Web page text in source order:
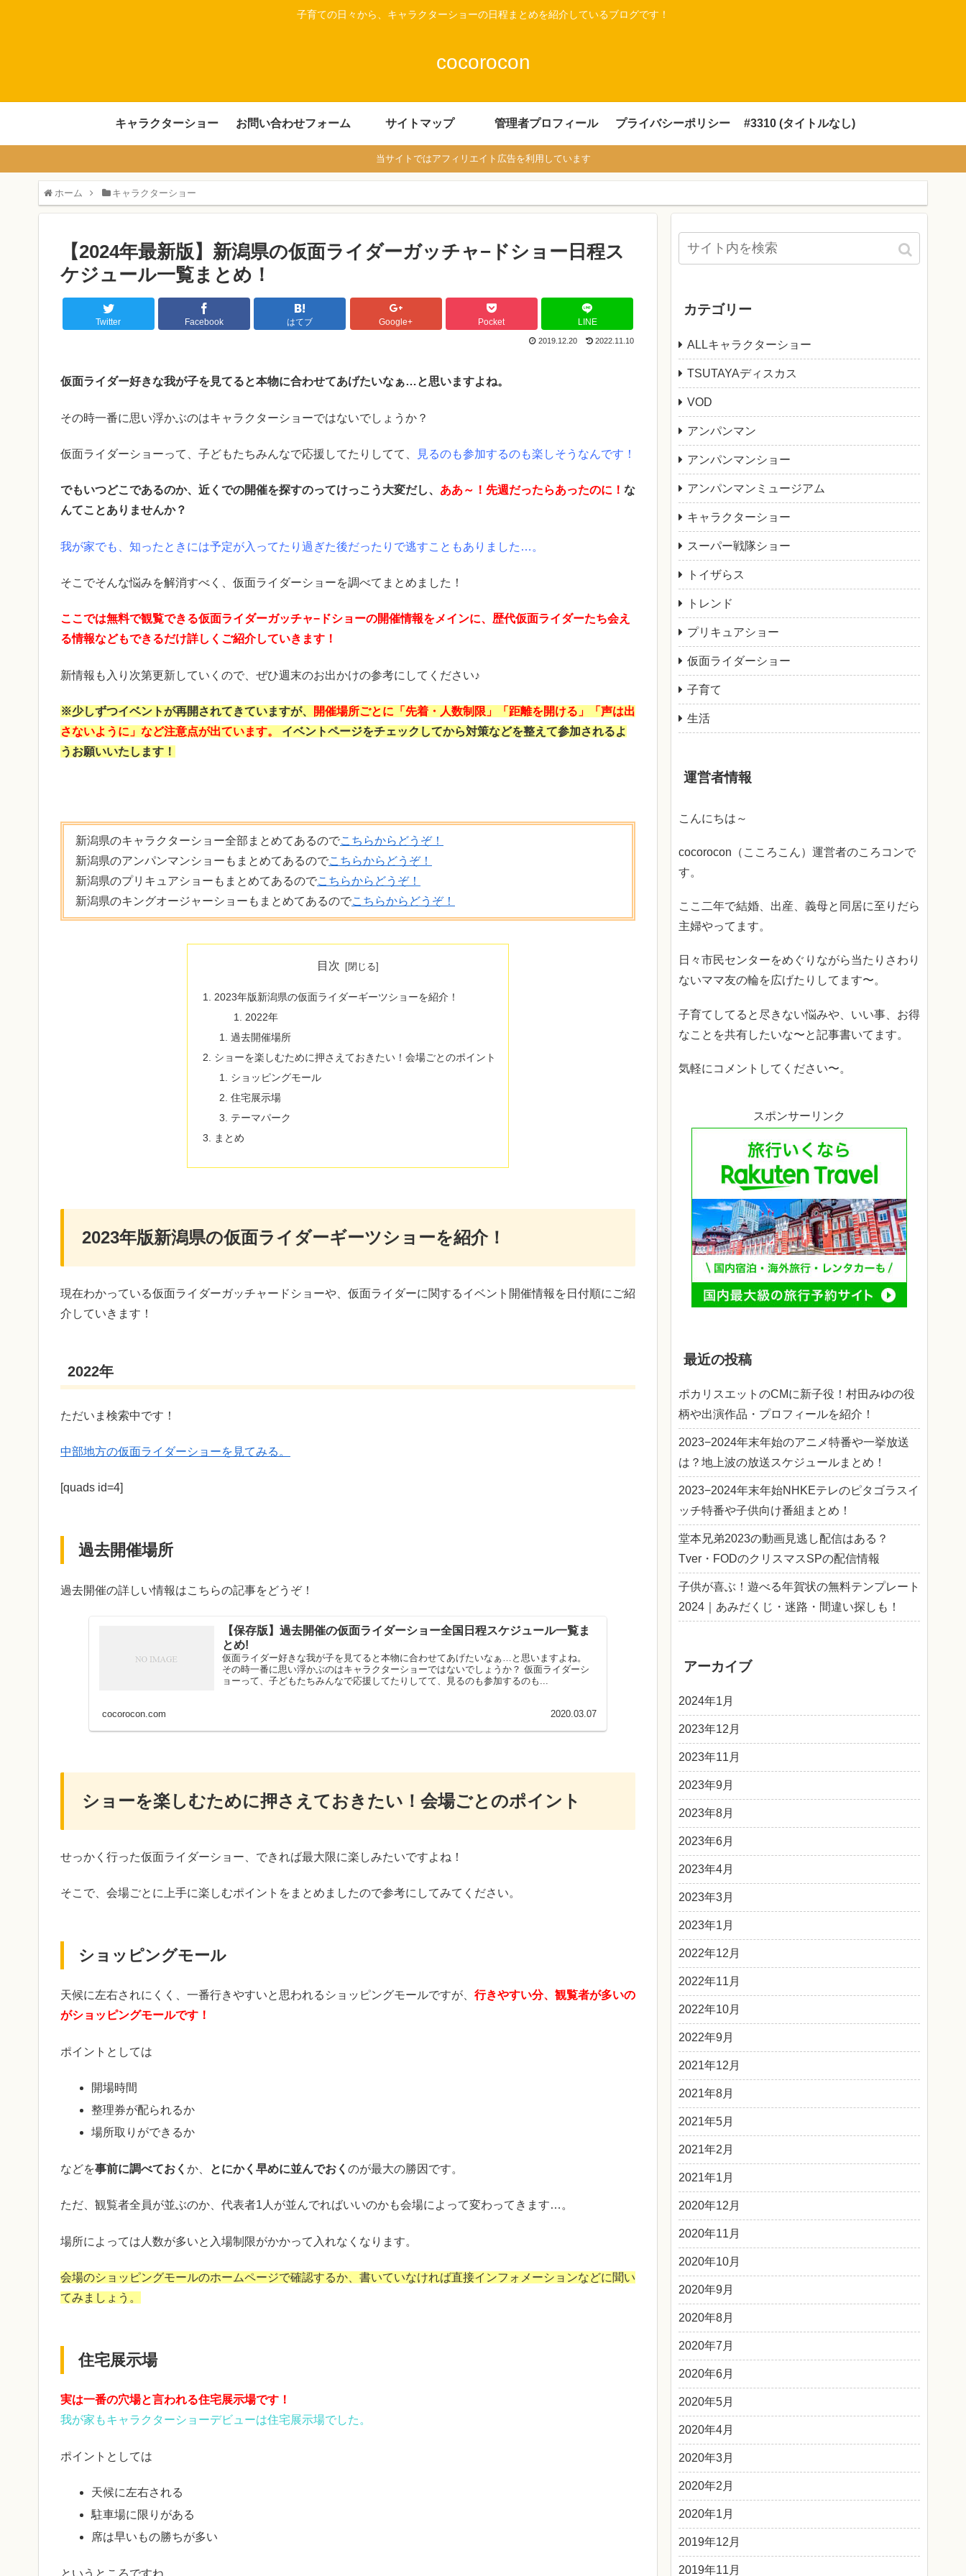
子育ての日々から、キャラクターショーの日程まとめを紹介しているブログです！
cocorocon
キャラクターショー お問い合わせフォーム サイトマップ 管理者プロフィール プライバシーポリシー #3310 (タイトルなし)
当サイトではアフィリエイト広告を利用しています
ホーム キャラクターショー
【2024年最新版】新潟県の仮面ライダーガッチャ−ドショー日程ス
ケジュール一覧まとめ！
Twitter Facebook はてブ Google+ Pocket LINE
2019.12.20 2022.11.10
仮面ライダー好きな我が子を見てると本物に合わせてあげたいなぁ…と思いますよね。
その時一番に思い浮かぶのはキャラクターショーではないでしょうか？
仮面ライダーショーって、子どもたちみんなで応援してたりしてて、 見るのも参加するのも楽しそうなんです！
でもいつどこであるのか、近くでの開催を探すのってけっこう大変だし、 ああ～！先週だったらあったのに！ な
んてことありませんか？
我が家でも、知ったときには予定が入ってたり過ぎた後だったりで逃すこともありました…。
そこでそんな悩みを解消すべく、仮面ライダーショーを調べてまとめました！
ここでは無料で観覧できる仮面ライダーガッチャ−ドショーの開催情報をメインに、歴代仮面ライダーたち会え
る情報などもできるだけ詳しくご紹介していきます！
新情報も入り次第更新していくので、ぜひ週末のお出かけの参考にしてください♪
※少しずつイベントが再開されてきていますが、
開催場所ごとに「先着・人数制限」「距離を開ける」「声は出
さないように」など注意点が出ています。 イベントページをチェックしてから対策などを整えて参加されるよ
うお願いいたします！
新潟県のキャラクターショー全部まとめてあるのでこちらからどうぞ！
新潟県のアンパンマンショーもまとめてあるのでこちらからどうぞ！
新潟県のプリキュアショーもまとめてあるのでこちらからどうぞ！
新潟県のキングオージャーショーもまとめてあるのでこちらからどうぞ！
目次
2023年版新潟県の仮面ライダーギーツショーを紹介！
2022年
過去開催場所
ショーを楽しむために押さえておきたい！会場ごとのポイント
ショッピングモール
住宅展示場
テーマパーク
まとめ
2023年版新潟県の仮面ライダーギーツショーを紹介！
現在わかっている仮面ライダーガッチャードショーや、仮面ライダーに関するイベント開催情報を日付順にご紹
介していきます！
2022年
ただいま検索中です！
中部地方の仮面ライダーショーを見てみる。
[quads id=4]
過去開催場所
過去開催の詳しい情報はこちらの記事をどうぞ！
【保存版】過去開催の仮面ライダーショー全国日程スケジュール一覧ま
とめ!
仮面ライダー好きな我が子を見てると本物に合わせてあげたいなぁ…と思いますよね。
その時一番に思い浮かぶのはキャラクターショーではないでしょうか？ 仮面ライダーシ
ョーって、子どもたちみんなで応援してたりしてて、見るのも参加するのも...
cocorocon.com 2020.03.07
ショーを楽しむために押さえておきたい！会場ごとのポイント
せっかく行った仮面ライダーショー、できれば最大限に楽しみたいですよね！
そこで、会場ごとに上手に楽しむポイントをまとめましたので参考にしてみてください。
ショッピングモール
天候に左右されにくく、一番行きやすいと思われるショッピングモールですが、 行きやすい分、観覧者が多いの
がショッピングモールです！
ポイントとしては
開場時間
整理券が配られるか
場所取りができるか
などを事前に調べておく か、 とにかく早めに並んでおく のが最大の勝因です。
ただ、観覧者全員が並ぶのか、代表者1人が並んでればいいのかも会場によって変わってきます…。
場所によっては人数が多いと入場制限がかかって入れなくなります。
会場のショッピングモールのホームページで確認するか、書いていなければ直接インフォメーションなどに聞い
てみましょう。
住宅展示場
実は一番の穴場と言われる住宅展示場です！
我が家もキャラクターショーデビューは住宅展示場でした。
ポイントとしては
天候に左右される
駐車場に限りがある
席は早いもの勝ちが多い
というところですね。
カテゴリー
ALLキャラクターショー
TSUTAYAディスカス
VOD
アンパンマン
アンパンマンショー
アンパンマンミュージアム
キャラクターショー
スーパー戦隊ショー
トイザらス
トレンド
プリキュアショー
仮面ライダーショー
子育て
生活
運営者情報
こんにちは～
cocorocon（こころこん）運営者のころコンで
す。
ここ二年で結婚、出産、義母と同居に至りだら
主婦やってます。
日々市民センターをめぐりながら当たりさわり
ないママ友の輪を広げたりしてます〜。
子育てしてると尽きない悩みや、いい事、お得
なことを共有したいな〜と記事書いてます。
気軽にコメントしてください〜。
スポンサーリンク
最近の投稿
ポカリスエットのCMに新子役！村田みゆの役
柄や出演作品・プロフィールを紹介！
2023−2024年末年始のアニメ特番や一挙放送
は？地上波の放送スケジュールまとめ！
2023−2024年末年始NHKEテレのピタゴラスイ
ッチ特番や子供向け番組まとめ！
堂本兄弟2023の動画見逃し配信はある？
Tver・FODのクリスマスSPの配信情報
子供が喜ぶ！遊べる年賀状の無料テンプレート
2024｜あみだくじ・迷路・間違い探しも！
アーカイブ
2024年1月
2023年12月
2023年11月
2023年9月
2023年8月
2023年6月
2023年4月
2023年3月
2023年1月
2022年12月
2022年11月
2022年10月
2022年9月
2021年12月
2021年8月
2021年5月
2021年2月
2021年1月
2020年12月
2020年11月
2020年10月
2020年9月
2020年8月
2020年7月
2020年6月
2020年5月
2020年4月
2020年3月
2020年2月
2020年1月
2019年12月
2019年11月